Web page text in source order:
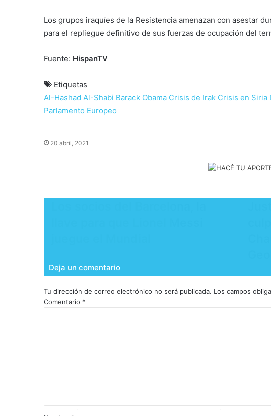
Los grupos iraquíes de la Resistencia amenazan con asestar
para el repliegue definitivo de sus fuerzas de ocupación del
Fuente: HispanTV
Etiquetas
Al-Hashad Al-Shabi Barack Obama Crisis de Irak Crisis en Siria
Parlamento Europeo
20 abril, 2021
Deja un comentario
Tu dirección de correo electrónico no será publicada. Los campos
Comentario *